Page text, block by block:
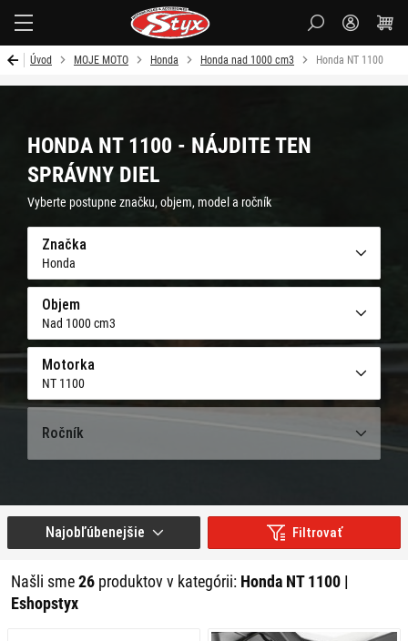
Úvod MOJE MOTO Honda Honda nad 1000 cm3 Honda NT 1100
HONDA NT 1100 - NÁJDITE TEN
SPRÁVNY DIEL
Vyberte postupne značku, objem, model a ročník
Značka
Honda
Objem
Nad 1000 cm3
Motorka
NT 1100
Ročník
Filtrovať
Našli sme26 produktov v kategórii: Honda NT 1100 |
Eshopstyx
Najobľúbenejšie